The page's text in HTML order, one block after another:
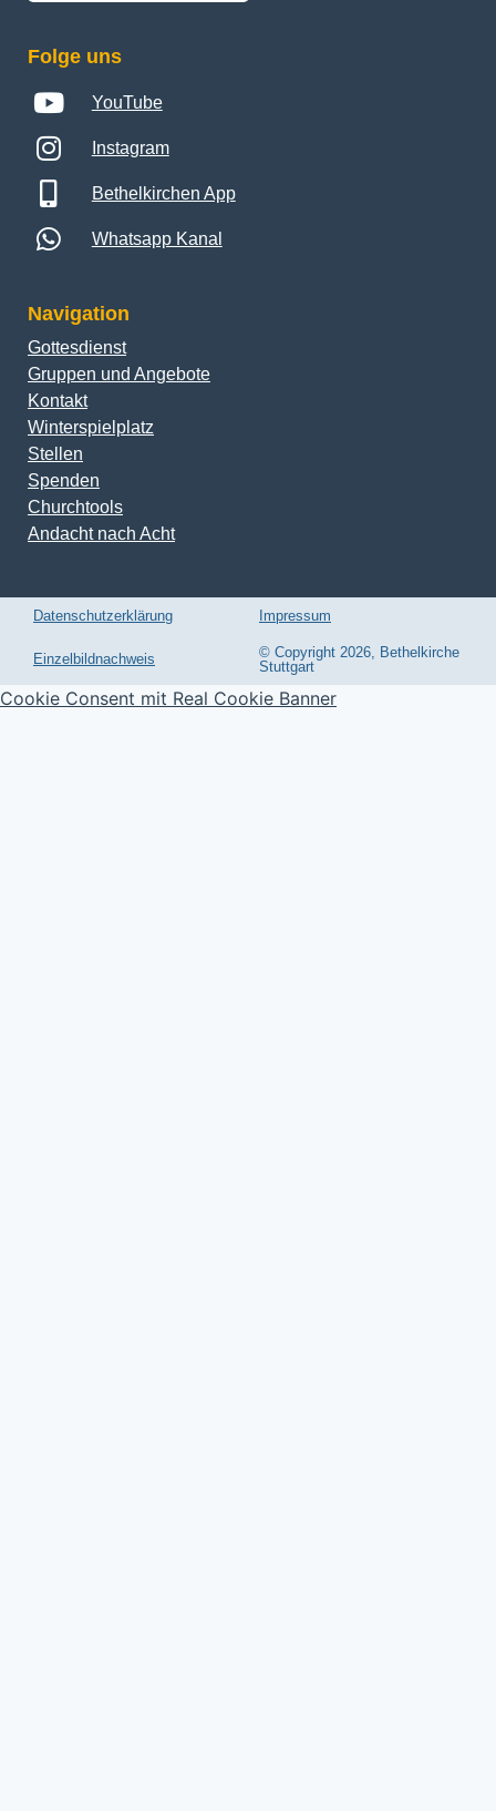
Folge uns
YouTube
Instagram
Bethelkirchen App
Whatsapp Kanal
Navigation
Gottesdienst
Gruppen und Angebote
Kontakt
Winterspielplatz
Stellen
Spenden
Churchtools
Andacht nach Acht
Datenschutzerklärung Impressum
Einzelbildnachweis
© Copyright 2026, Bethelkirche
Stuttgart
Cookie Consent mit Real Cookie Banner